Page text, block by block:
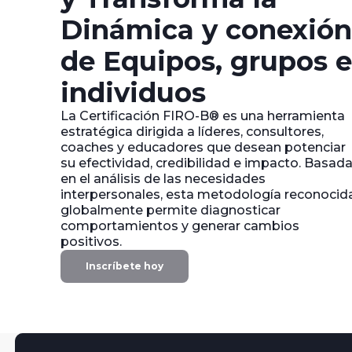
Dinámica y conexión
de Equipos, grupos e
individuos
La Certificación FIRO-B® es una herramienta
estratégica dirigida a líderes, consultores,
coaches y educadores que desean potenciar
su efectividad, credibilidad e impacto. Basada
en el análisis de las necesidades
interpersonales, esta metodología
globalmente permite diagnosticar
comportamientos y generar cambios
positivos.
Inscríbete hoy